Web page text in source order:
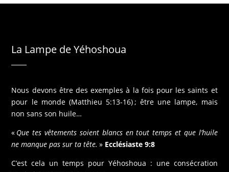
La Lampe de Yéhoshoua
Nous devons être des exemples à la fois pour les saints et
pour le monde (Matthieu 5:13-16) ; être une lampe, mais
non sans son huile…
« Que tes vêtements soient blancs en tout temps et que l’huile
ne manque pas sur ta tête. » Ecclésiaste 9:8
C’est cela un temps pour Yéhoshoua : une consécration